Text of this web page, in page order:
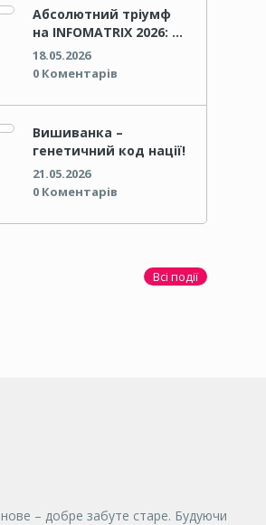
Абсолютний тріумф
на INFOMATRIX 2026: …
18.05.2026
0 Коментарів
Вишиванка –
генетичний код нації!
21.05.2026
0 Коментарів
Всі події
нове – добре забуте старе. Будуючи